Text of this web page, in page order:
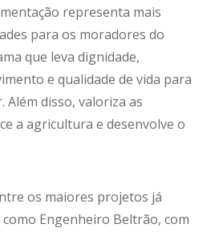
representa mais
para os moradores do
que leva dignidade,
e qualidade de vida para
disso, valoriza as
a agricultura e desenvolve o
os maiores projetos já
Engenheiro Beltrão, com